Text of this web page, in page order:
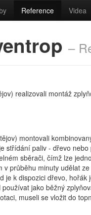
Reference Videa
–
realizovali montáž
montovali
střídání paliv - dřevo nebo
sběrači, čímž lze
v průběhu minuty udělat ze
je k dispozici dřevo, hořák
jako běžný
museli se vložit do